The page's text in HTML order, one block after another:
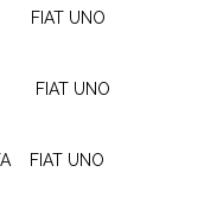
FIAT UNO
FIAT UNO
FIAT UNO